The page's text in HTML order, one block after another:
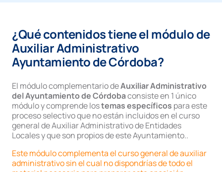
¿Qué contenidos tiene el módulo de
Auxiliar Administrativo
Ayuntamiento de Córdoba?
El módulo complementario deAuxiliar Administrativo
del Ayuntamiento de Córdobaconsiste en 1 único
módulo y comprende lostemas específicos para este
proceso selectivo que no están incluidos en el curso
general de Auxiliar Administrativo de Entidades
Locales y que son propios de este Ayuntamiento..
Este módulo complementa el curso general de auxiliar
administrativo sin el cual no dispondrías de todo el